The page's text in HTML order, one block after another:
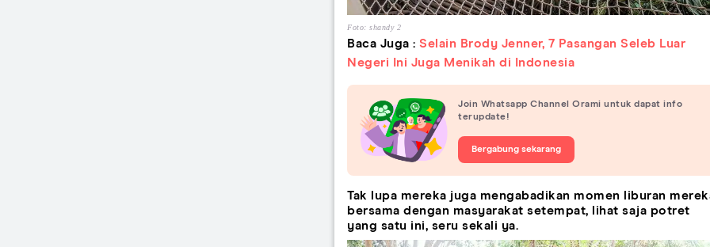
Foto: shandy 2
Baca Juga : Selain Brody Jenner, 7 Pasangan Seleb Luar
Negeri Ini Juga Menikah di Indonesia
Join Whatsapp Channel Orami untuk dapat info
terupdate!
Bergabung sekarang
Tak lupa mereka juga mengabadikan momen liburan
bersama dengan masyarakat setempat, lihat saja potret
yang satu ini, seru sekali ya.